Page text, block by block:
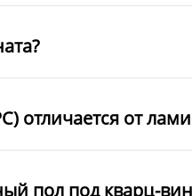
отличается от
пол под кварц-